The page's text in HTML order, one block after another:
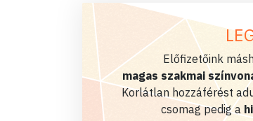
Előfizetőink
magas szakmai
Korlátlan hozzáférést
csomag pedig a